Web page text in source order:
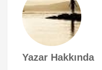
Yazar Hakkında